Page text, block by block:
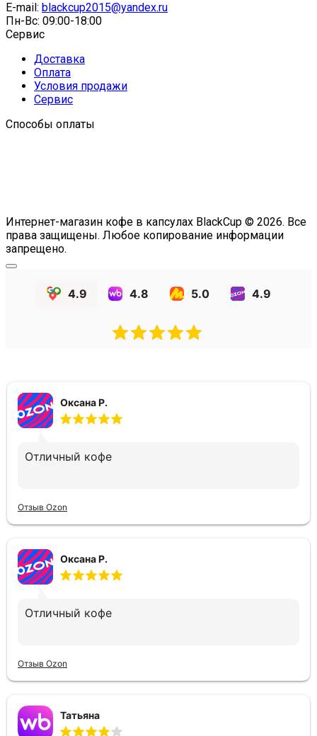
E-mail: blackcup2015@yandex.ru
Пн-Вс: 09:00-18:00
Сервис
Доставка
Оплата
Условия продажи
Сервис
Способы оплаты
Интернет-магазин кофе в капсулах BlackCup © 2026. Все
права защищены. Любое копирование информации
запрещено.
4.9 4.8 5.0 4.9
Оксана Р.
Отличный кофе
Отзыв Ozon
Оксана Р.
Отличный кофе
Отзыв Ozon
Татьяна